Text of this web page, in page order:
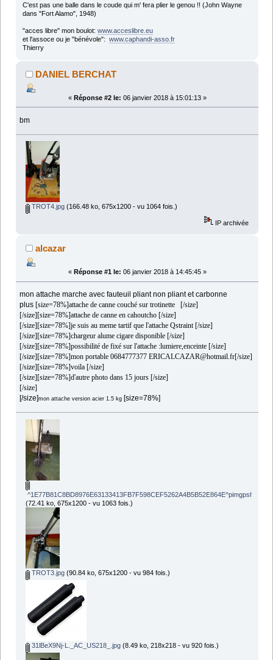
C'est pas une balle dans le coude qui m' fera plier le genou !! (John Wayne
dans "Fort Alamo", 1948)
"acces libre" mon boulot: www.acceslibre.eu
et l'assoce ou je "bénévole": www.caphandi-asso.fr
Thierry
DANIEL BERCHAT
« Réponse #2 le: 06 janvier 2018 à 15:01:13 »
bm
TROT4.jpg(166.48 ko, 675x1200 - vu 1064 fois.)
IP archivée
alcazar
« Réponse #1 le: 06 janvier 2018 à 14:45:45 »
mon attache marche avec fauteuil pliant non pliant et carbonne
plus [size=78%]attache de canne couché sur trotinette [/size]
[/size][size=78%]attache de canne en cahoutcho [/size]
[/size][size=78%]je suis au meme tartif que l'attache Qstraint [/size]
[/size][size=78%]chargeur alume cigare disponible [/size]
[/size][size=78%]possibilité de fixé sur l'attache :lumiere,enceinte [/size]
[/size][size=78%]mon portable 0684777377 ERICALCAZAR@hotmail.fr[/size]
[/size][size=78%]voila [/size]
[/size][size=78%]d'autre photo dans 15 jours [/size]
[/size]
[/size]mon attache version acier 1.5 kg [size=78%]
(72.41 ko, 675x1200 - vu 1063 fois.)
TROT3.jpg(90.84 ko, 675x1200 - vu 984 fois.)
31lBeX9Nj-L._AC_US218_.jpg(8.49 ko, 218x218 - vu 920 fois.)